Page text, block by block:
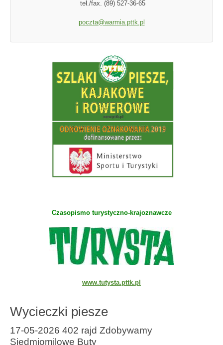
tel./fax. (89) 527-36-65
poczta@warmia.pttk.pl
Czasopismo turystyczno-krajoznawcze
www.tutysta.pttk.pl
Wycieczki piesze
17-05-2026 402 rajd Zdobywamy
Siedmiomilowe Buty